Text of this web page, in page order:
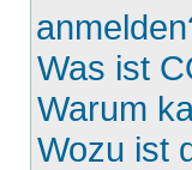
Was ist
Warum
Wozu ist